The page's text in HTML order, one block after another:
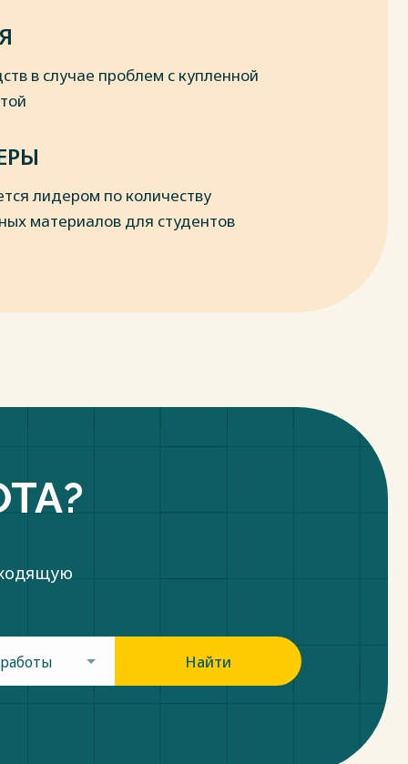
в случае проблем с купленной
лидером по количеству
материалов для студентов
Найти